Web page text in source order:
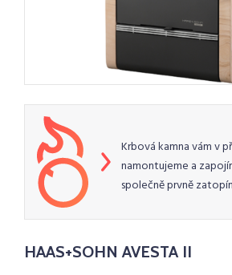
Krbová kamna vám v
namontujeme a
společně prvně
HAAS+SOHN AVESTA II